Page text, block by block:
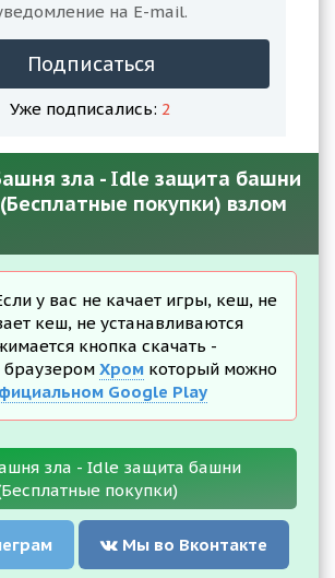
на E-mail.
Подписаться
Уже подписались: 2
зла - Idle защита башни
покупки) взлом
у вас не качает игры, кеш, не
кеш, не устанавливаются
кнопка скачать -
браузером Хром который можно
Google Play
зла - Idle защита башни
покупки)
Мы во Вконтакте